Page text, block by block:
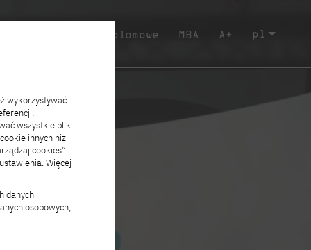
Podyplomowe MBA A pl
wykorzystywać
wszystkie pliki
innych niż
cookies”.
Więcej
danych
osobowych,